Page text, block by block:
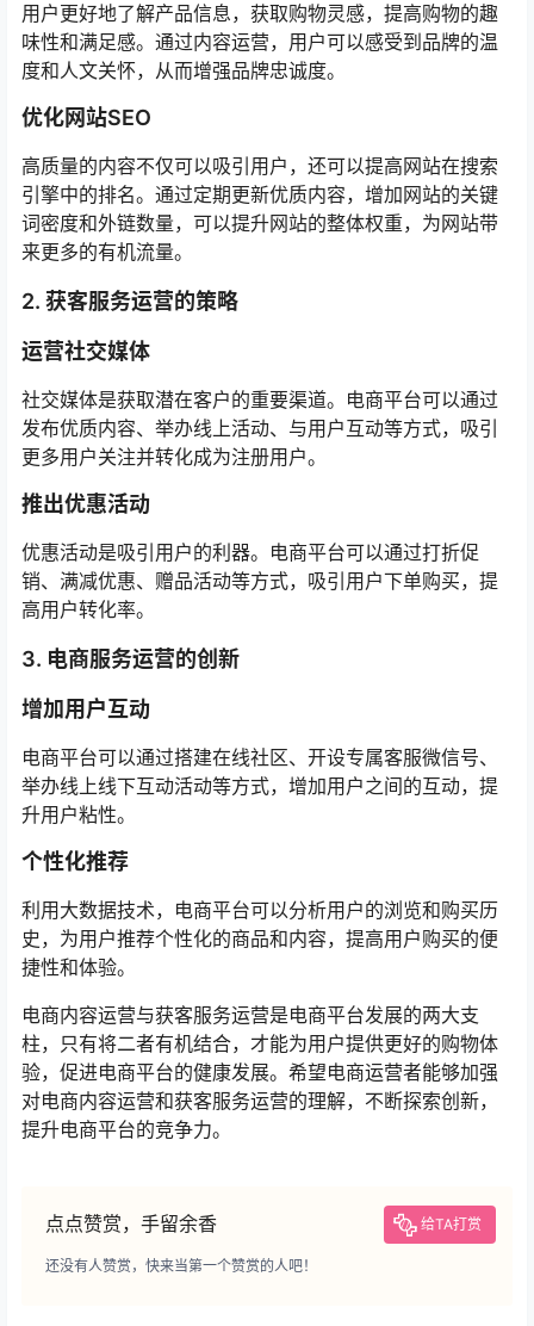
用户更好地了解产品信息，获取购物灵感，提高购物的趣
味性和满足感。通过内容运营，用户可以感受到品牌的温
度和人文关怀，从而增强品牌忠诚度。
优化网站SEO
高质量的内容不仅可以吸引用户，还可以提高网站在搜索
引擎中的排名。通过定期更新优质内容，增加网站的关键
词密度和外链数量，可以提升网站的整体权重，为网站带
来更多的有机流量。
2. 获客服务运营的策略
运营社交媒体
社交媒体是获取潜在客户的重要渠道。电商平台可以通过
发布优质内容、举办线上活动、与用户互动等方式，吸引
更多用户关注并转化成为注册用户。
推出优惠活动
优惠活动是吸引用户的利器。电商平台可以通过打折促
销、满减优惠、赠品活动等方式，吸引用户下单购买，提
高用户转化率。
3. 电商服务运营的创新
增加用户互动
电商平台可以通过搭建在线社区、开设专属客服微信号、
举办线上线下互动活动等方式，增加用户之间的互动，提
升用户粘性。
个性化推荐
利用大数据技术，电商平台可以分析用户的浏览和购买历
史，为用户推荐个性化的商品和内容，提高用户购买的便
捷性和体验。
电商内容运营与获客服务运营是电商平台发展的两大支
柱，只有将二者有机结合，才能为用户提供更好的购物体
验，促进电商平台的健康发展。希望电商运营者能够加强
对电商内容运营和获客服务运营的理解，不断探索创新，
提升电商平台的竞争力。
点点赞赏，手留余香 给TA打赏
还没有人赞赏，快来当第一个赞赏的人吧！